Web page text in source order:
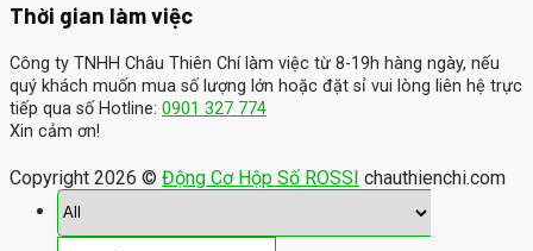
Thời gian làm việc
Công ty TNHH Châu Thiên Chí làm việc từ 8-19h hàng ngày, nếu
quý khách muốn mua số lượng lớn hoặc đặt sỉ vui lòng liên hệ trực
tiếp qua số Hotline: 0901 327 774
Xin cảm ơn!
Copyright 2026 © Động Cơ Hộp Số ROSSI chauthienchi.com